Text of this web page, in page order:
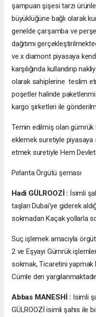
şampuan şişesi tarzı
büyüklüğüne bağlı olarak
genelde çarşamba ve
dağıtımı
ve x diamont piyasaya
karşılığında kullandırıp
olarak sahiplerine teslim
poşetler halinde
kargo şirketleri ile
Temin edilmiş olan gümrük
eklemek suretiyle piyasaya
etmek suretiyle Hem Devleti
Pırlanta Örgütü şeması
Hadi GÜLROOZİ : İsimli
taşları Dubai'ye giderek
sokmadan Kaçak yollarla
Suç işlemek amacıyla
2 ve Eşyayı Gümrük
sokmak, Ticaretini yapmak
Cümle den
Abbas MANESHİ : Isimli
GÜLROOZİ isimli şahıs ile